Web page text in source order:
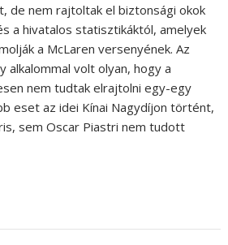
de nem rajtoltak el biztonsági okok
a hivatalos statisztikáktól, amelyek
a McLaren versenyének. Az
alkalommal volt olyan, hogy a
nem tudtak elrajtolni egy-egy
eset az idei Kínai Nagydíjon történt,
sem Oscar Piastri nem tudott